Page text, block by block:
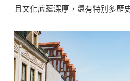
且文化底蘊深厚，還有特別多歷